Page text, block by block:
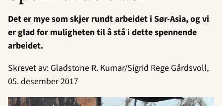
til
innhold
Det er mye som skjer rundt arbeidet i Sør-Asia, og vi
er glad for muligheten til å stå i dette spennende
arbeidet.
Skrevet av: Gladstone R. Kumar/Sigrid Rege Gårdsvoll,
05. desember 2017